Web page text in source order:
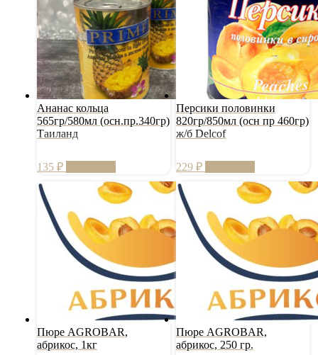
Ананас кольца
565гр/580мл (осн.пр.340гр)
Таиланд
135 ₽
Персики половинки
820гр/850мл (осн пр 460гр)
ж/б Delcof
229 ₽
Пюре AGROBAR,
абрикос, 1кг
Пюре AGROBAR,
абрикос, 250 гр.